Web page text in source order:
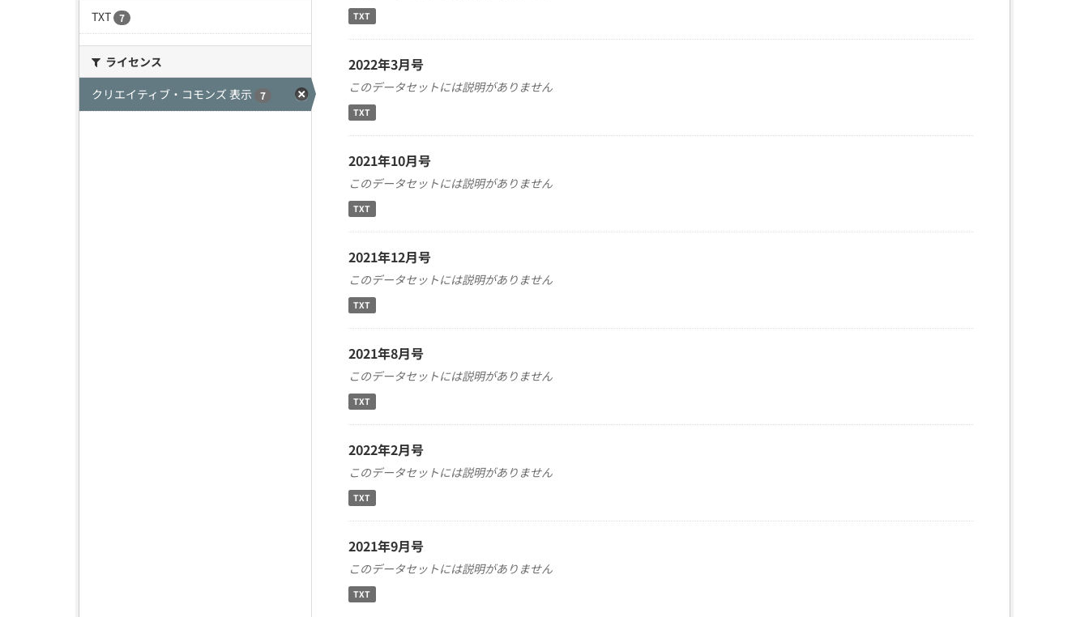
TXT 7
ライセンス
クリエイティブ・コモンズ 表示
7
TXT
2022年3月号
このデータセットには説明がありません
TXT
2021年10月号
このデータセットには説明がありません
TXT
2021年12月号
このデータセットには説明がありません
TXT
2021年8月号
このデータセットには説明がありません
TXT
2022年2月号
このデータセットには説明がありません
TXT
2021年9月号
このデータセットには説明がありません
TXT